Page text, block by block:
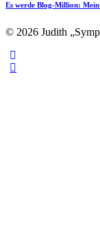
Es werde Blog-Million:
© 2026 Judith